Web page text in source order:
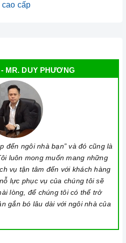
cấp
MR. DUY PHƯƠNG
đến ngôi nhà bạn” và đó cũng là
luôn mong muốn mang những
vụ tận tâm đến với khách hàng
lực phục vụ của chúng tôi sẽ
lòng, để chúng tôi có thể trở
gắn bó lâu dài với ngôi nhà của